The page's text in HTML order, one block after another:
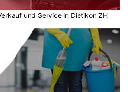
und Service in Dietikon ZH